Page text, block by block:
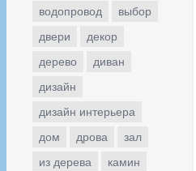
водопровод
выбор
двери
декор
дерево
диван
дизайн
дизайн интерьера
дом
дрова
зал
из дерева
камин